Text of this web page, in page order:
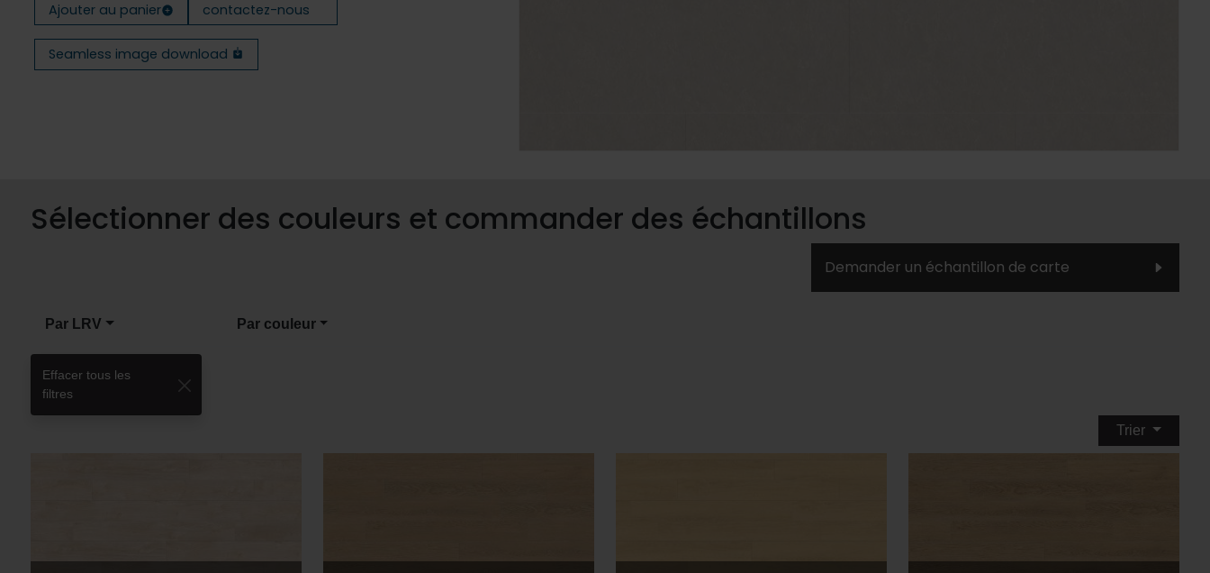
Ajouter au panier contactez-nous
Seamless image download
Sélectionner des couleurs et commander des échantillons
Demander un échantillon de carte
Par LRV Par couleur
Effacer tous les
filtres
Trier